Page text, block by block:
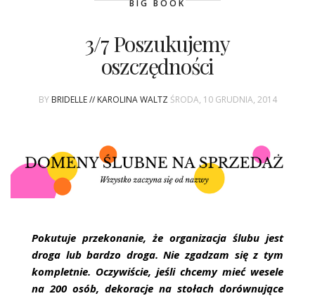
WASZE ŚLUBY
{HOT SEXY BEST}
ŚLUBNE STYLE
MAGAZYNY
BIG BOOK
3/7 Poszukujemy
oszczędności
BY BRIDELLE // KAROLINA WALTZ ŚRODA, 10 GRUDNIA, 2014
Pokutuje przekonanie, że organizacja ślubu jest
droga lub bardzo droga. Nie zgadzam się z tym
kompletnie. Oczywiście, jeśli chcemy mieć wesele
na 200 osób, dekoracje na stołach dorównujące